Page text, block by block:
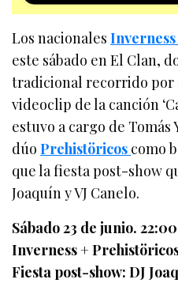
Los nacionalesInverness
este sábado en El Clan,
tradicional recorrido por
videoclip de la canción
estuvo a cargo de Tomás
dúoPrehistöricos como
que la fiesta post-show
Joaquín y VJ Canelo.
Sábado 23 de junio.
Inverness +
Fiesta post-show: DJ